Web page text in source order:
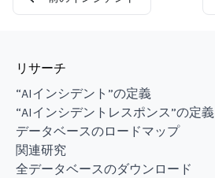
リサーチ
“AIインシデント”の定義
“AIインシデントレスポンス”の定義
データベースのロードマップ
関連研究
全データベースのダウンロード